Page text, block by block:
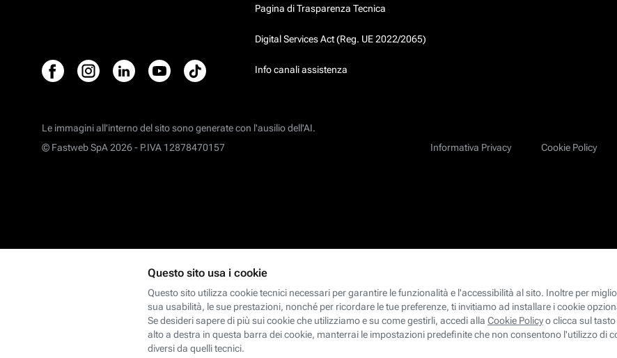
Pagina di Trasparenza Tecnica
Digital Services Act (Reg. UE 2022/2065)
Info canali assistenza
Le immagini all’interno del sito sono generate con l'ausilio dell'AI.
Informativa Privacy
Cookie Policy
© Fastweb SpA 2026 - P.IVA 12878470157